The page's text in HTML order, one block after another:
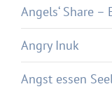
Angels‘ Share
Angry Inuk
Angst essen